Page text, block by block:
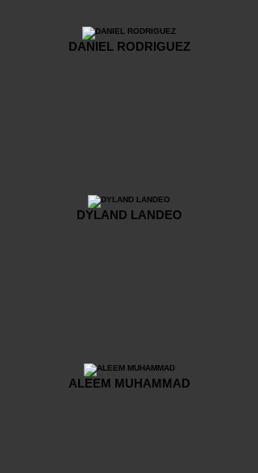
DANIEL RODRIGUEZ
DYLAND LANDEO
ALEEM MUHAMMAD